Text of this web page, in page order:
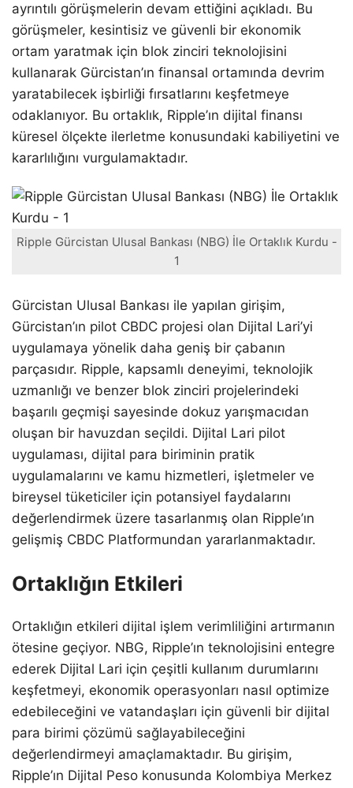
ayrıntılı görüşmelerin devam ettiğini açıkladı. Bu
görüşmeler, kesintisiz ve güvenli bir ekonomik
ortam yaratmak için blok zinciri teknolojisini
kullanarak Gürcistan’ın finansal ortamında devrim
yaratabilecek işbirliği fırsatlarını keşfetmeye
odaklanıyor. Bu ortaklık, Ripple’ın dijital finansı
küresel ölçekte ilerletme konusundaki kabiliyetini ve
kararlılığını vurgulamaktadır.
Ripple Gürcistan Ulusal Bankası (NBG) İle Ortaklık Kurdu -
1
Gürcistan Ulusal Bankası ile yapılan girişim,
Gürcistan’ın pilot CBDC projesi olan Dijital Lari’yi
uygulamaya yönelik daha geniş bir çabanın
parçasıdır. Ripple, kapsamlı deneyimi, teknolojik
uzmanlığı ve benzer blok zinciri projelerindeki
başarılı geçmişi sayesinde dokuz yarışmacıdan
oluşan bir havuzdan seçildi. Dijital Lari pilot
uygulaması, dijital para biriminin pratik
uygulamalarını ve kamu hizmetleri, işletmeler ve
bireysel tüketiciler için potansiyel faydalarını
değerlendirmek üzere tasarlanmış olan Ripple’ın
gelişmiş CBDC Platformundan yararlanmaktadır.
Ortaklığın Etkileri
Ortaklığın etkileri dijital işlem verimliliğini artırmanın
ötesine geçiyor. NBG, Ripple’ın teknolojisini entegre
ederek Dijital Lari için çeşitli kullanım durumlarını
keşfetmeyi, ekonomik operasyonları nasıl optimize
edebileceğini ve vatandaşları için güvenli bir dijital
para birimi çözümü sağlayabileceğini
değerlendirmeyi amaçlamaktadır. Bu girişim,
Ripple’ın Dijital Peso konusunda Kolombiya Merkez